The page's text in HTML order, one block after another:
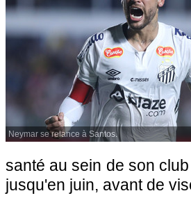
Neymar se relance à Santos.
santé au sein de son
jusqu'en juin, avant de